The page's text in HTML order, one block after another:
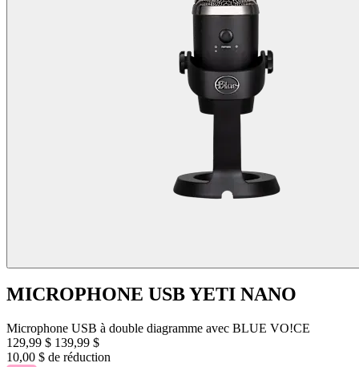
MICROPHONE USB YETI NANO
Microphone USB à double diagramme avec BLUE VO!CE
129,99 $ 139,99 $
10,00 $ de réduction